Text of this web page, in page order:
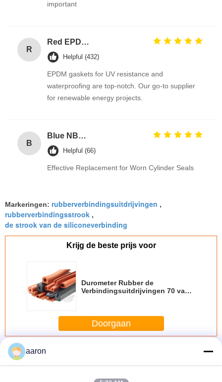
important
R
Red EPDM Automotive Rubber Seals with Excellent Abrasion Resistance and Tensile Strength Hydraulic Cylinder Seal
Helpful (432)
EPDM gaskets for UV resistance and
waterproofing are top-notch. Our go-to supplier
for renewable energy projects.
B
Blue NBR U Cup Ring Seal for Hydraulic Cylinders with Excellent Abrasion-Resistance and Good Rebound Resistance
Helpful (66)
Effective Replacement for Worn Cylinder Seals
Markeringen: rubberverbindingsuitdrijvingen ,
rubberverbindingsstrook ,
de strook van de siliconeverbinding
Krijg de beste prijs voor
Durometer Rubber de
Verbindingsuitdrijvingen 70 van
Doorgaan
MeerDe Rubberuitdrijving van EPDM
aaron